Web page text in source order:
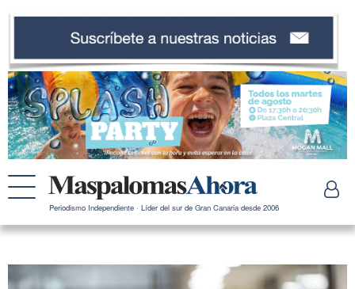
Periodismo Independiente · Líder del sur de Gran Canaria desde 2006